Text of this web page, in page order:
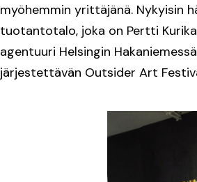
myöhemmin yrittäjänä. Nykyisin
tuotantotalo, joka on Pertti
agentuuri Helsingin
järjestettävän Outsider Art